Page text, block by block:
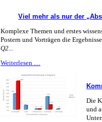
besten
Viel mehr als nur der
Komplexe Themen und erstes
Postern und Vorträgen die
Q2...
Weiterlesen …
der
„Abschluss
der
Die
und